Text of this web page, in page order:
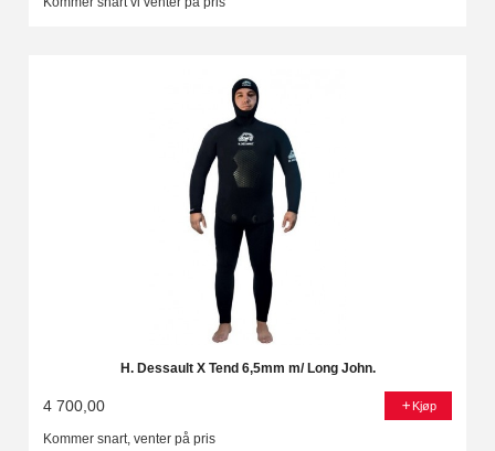
H. Dessault X Tend 6,5mm m/ Long John.
4 700,00 Kjøp
Kommer snart, venter på pris